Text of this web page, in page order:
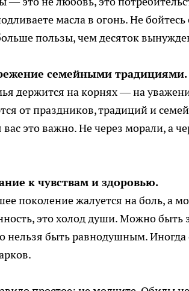
масла в огонь. Не
пользы, чем десяток
семейными традициями.
держится на корнях — на
от праздников, традиций и
это важно. Не через морали, а
к чувствам и здоровью.
поколение жалуется на боль, а
это холод души. Можно
нельзя быть равнодушным. Иногда